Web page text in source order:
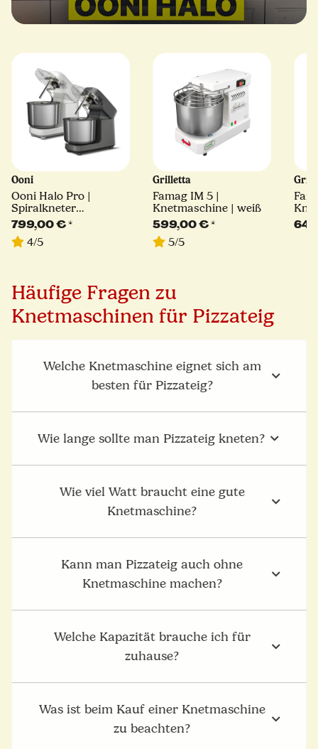
Ooni
Ooni Halo Pro |
Spiralkneter
Küchenmaschine | bis
zu 5kg | 220V | versch.
Farben
799,00 €*
4/5
Grilletta
Famag IM 5 |
Knetmaschine | weiß
599,00 €*
5/5
Häufige Fragen zu
Knetmaschinen für Pizzateig
Welche Knetmaschine eignet sich am
besten für Pizzateig?
Wie lange sollte man Pizzateig kneten?
Wie viel Watt braucht eine gute
Knetmaschine?
Kann man Pizzateig auch ohne
Knetmaschine machen?
Welche Kapazität brauche ich für
zuhause?
Was ist beim Kauf einer Knetmaschine
zu beachten?